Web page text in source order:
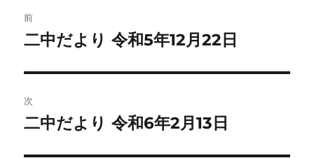
稿
ビ
ゲ
ー
前
前
投
稿:
二中だより 令和5年12月22日
次
次
二中だより 令和6年2月13日